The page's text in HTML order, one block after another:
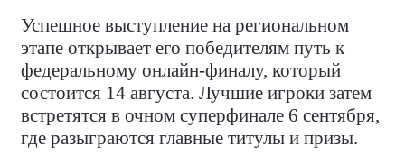
Успешное выступление на региональном
этапе открывает его победителям путь к
федеральному онлайн-финалу, который
состоится 14 августа. Лучшие игроки затем
встретятся в очном суперфинале 6 сентября,
где разыграются главные титулы и призы.